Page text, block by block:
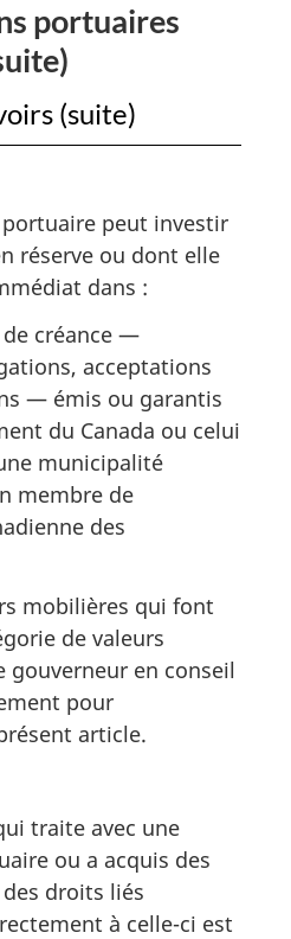
portuaires
(suite)
peut investir
réserve ou dont elle
dans :
créance —
acceptations
— émis ou garantis
du Canada ou celui
municipalité
membre de
des
mobilières qui font
de valeurs
gouverneur en conseil
pour
article.
traite avec une
ou a acquis des
droits liés
à celle-ci est